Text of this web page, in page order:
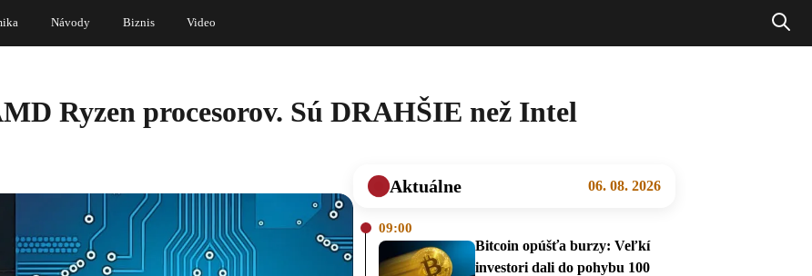
Návody Biznis Video
Ryzen procesorov. Sú DRAHŠIE než Intel
Aktuálne 06. 08. 2026
09:00
Bitcoin opúšťa burzy: Veľkí
investori dali do pohybu 100